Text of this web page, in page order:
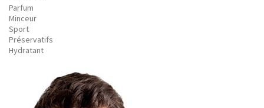
Parfum
Minceur
Sport
Préservatifs
Hydratant